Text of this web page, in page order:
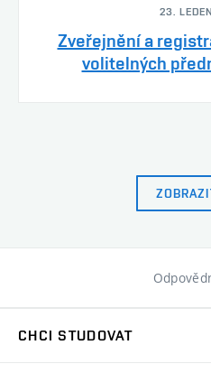
23.
Zveřejnění a
volitelných
CHCI STUDOVAT